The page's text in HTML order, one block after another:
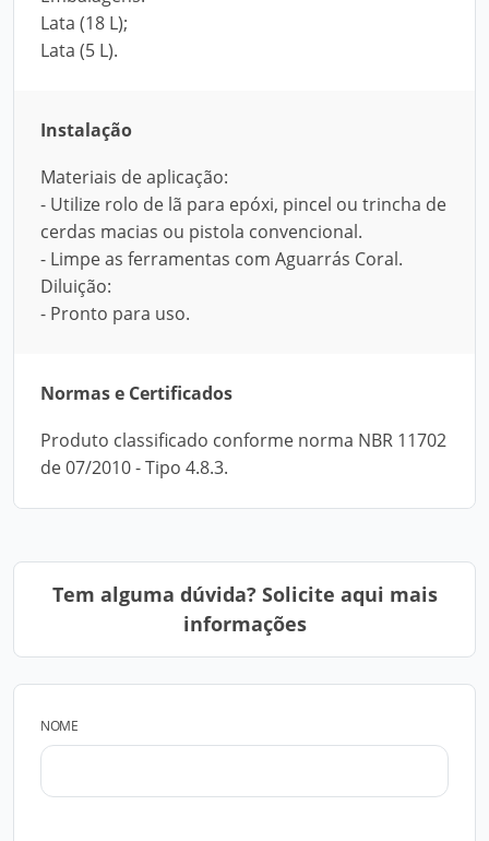
Lata (18 L);
Lata (5 L).
Instalação
Materiais de aplicação:
- Utilize rolo de lã para epóxi, pincel ou trincha de
cerdas macias ou pistola convencional.
- Limpe as ferramentas com Aguarrás Coral.
Diluição:
- Pronto para uso.
Normas e Certificados
Produto classificado conforme norma NBR 11702
de 07/2010 - Tipo 4.8.3.
Tem alguma dúvida? Solicite aqui mais
informações
NOME